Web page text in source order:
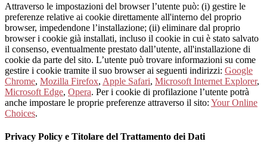
Attraverso le impostazioni del browser l’utente può: (i) gestire le
preferenze relative ai cookie direttamente all'interno del proprio
browser, impedendone l’installazione; (ii) eliminare dal proprio
browser i cookie già installati, incluso il cookie in cui è stato salvato
il consenso, eventualmente prestato dall’utente, all'installazione di
cookie da parte del sito. L’utente può trovare informazioni su come
gestire i cookie tramite il suo browser ai seguenti indirizzi: Google
Chrome, Mozilla Firefox, Apple Safari, Microsoft Internet Explorer,
Microsoft Edge, Opera. Per i cookie di profilazione l’utente potrà
anche impostare le proprie preferenze attraverso il sito: Your Online
Choices.
Privacy Policy e Titolare del Trattamento dei Dati